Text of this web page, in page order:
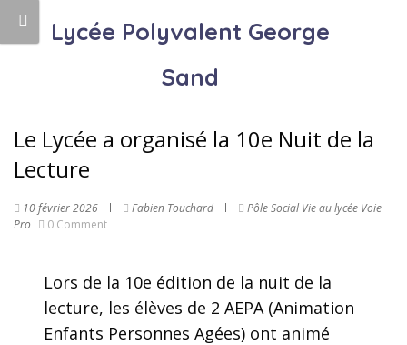
Lycée Polyvalent George
Sand
Le Lycée a organisé la 10e Nuit de la
Lecture
10 février 2026 Fabien Touchard Pôle Social Vie au lycée Voie
Pro
0 Comment
Lors de la 10e édition de la nuit de la
lecture, les élèves de 2 AEPA (Animation
Enfants Personnes Agées) ont animé